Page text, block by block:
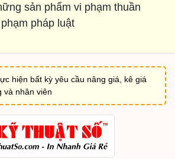
sản phẩm vi phạm thuần
pháp luật
hiện bất kỳ yêu cầu nâng giá, kê giá
và nhân viên